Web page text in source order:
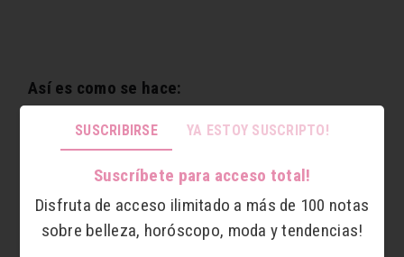
Así es como se hace:
1. En posición vertical, se baja haciendo una
sentadilla hasta apoyar las manos en el suelo
completamente.
2. Sin despegar las manos, saltar hasta llevar las
piernas hacia atrás totalmente estiradas (como
SUSCRIBIRSE YA ESTOY SUSCRIPTO!
Suscríbete para acceso total!
Disfruta de acceso ilimitado a más de 100 notas
sobre belleza, horóscopo, moda y tendencias!